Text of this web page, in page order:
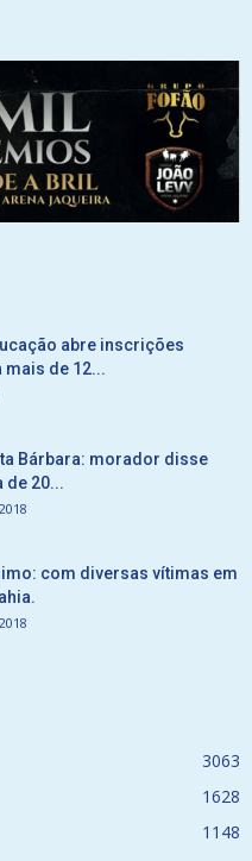
abre inscrições
mais de 12...
Bárbara: morador disse
de 20...
com diversas vítimas em
3063
1628
1148